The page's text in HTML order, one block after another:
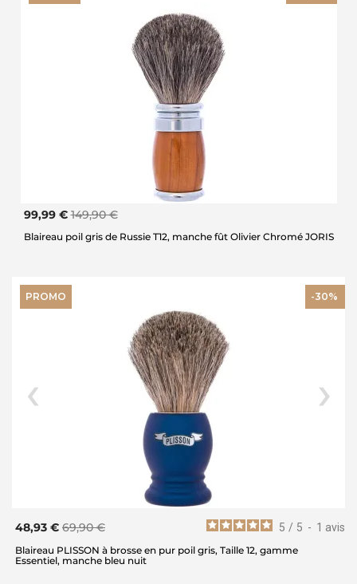
99,99 €149,90 €
Blaireau poil gris de Russie T12, manche fût Olivier Chromé JORIS
PROMO -30%
5 / 5 - 1 avis
48,93 € 69,90 €
Blaireau PLISSON à brosse en pur poil gris, Taille 12, gamme
Essentiel, manche bleu nuit